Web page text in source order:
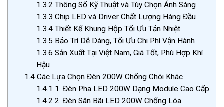
1.3.2 Thông Số Kỹ Thuật và Tùy Chọn Ánh Sáng
1.3.3 Chip LED và Driver Chất Lượng Hàng Đầu
1.3.4Thiết Kế Khung Hộp Tối Ưu Tản Nhiệt
1.3.5 Bảo Trì Dễ Dàng, Tối Ưu Chi Phí Vận Hành
1.3.6 Sản Xuất Tại Việt Nam, Giá Tốt, Phù Hợp Khí
Hậu
1.4 Các Lựa Chọn Đèn 200W Chống Chói Khác
1.4.1 1. Đèn Pha LED 200W Dạng Module Cao Cấp
1.4.2 2. Đèn Sân Bãi LED 200W Chống Lóa